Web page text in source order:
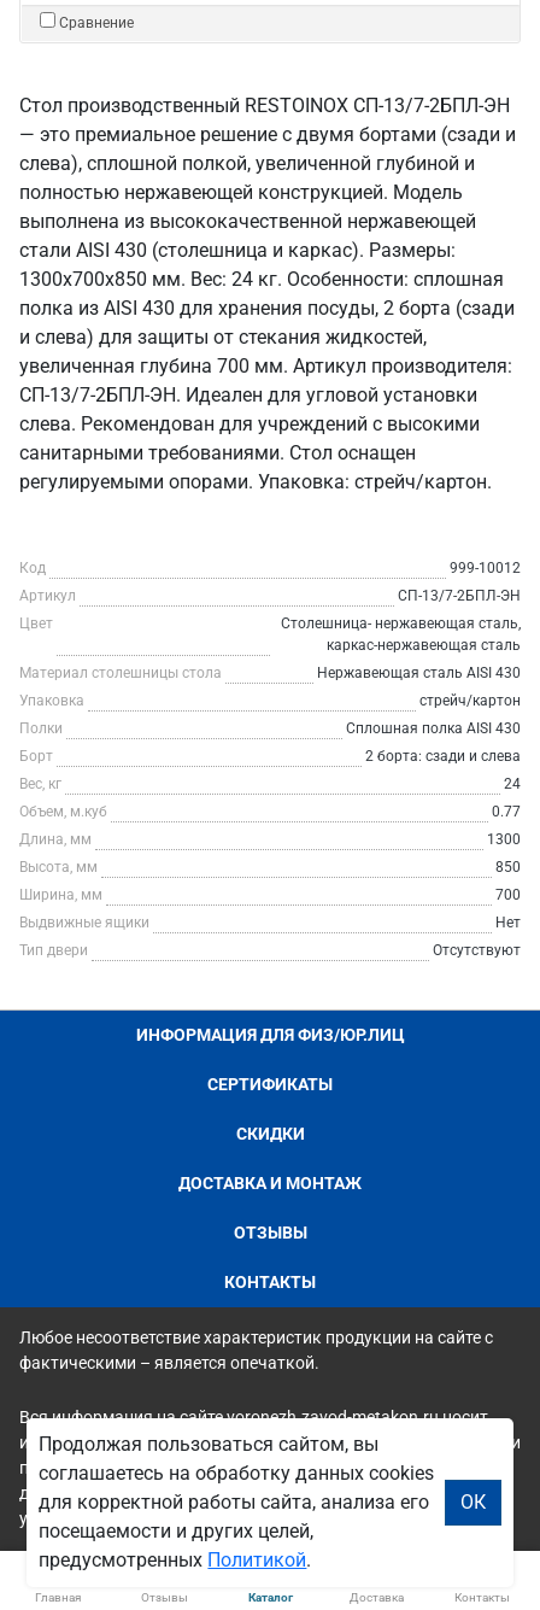
Сравнение
Стол производственный RESTOINOX СП-13/7-2БПЛ-ЭН
— это премиальное решение с двумя бортами (сзади и
слева), сплошной полкой, увеличенной глубиной и
полностью нержавеющей конструкцией. Модель
выполнена из высококачественной нержавеющей
стали AISI 430 (столешница и каркас). Размеры:
1300x700x850 мм. Вес: 24 кг. Особенности: сплошная
полка из AISI 430 для хранения посуды, 2 борта (сзади
и слева) для защиты от стекания жидкостей,
увеличенная глубина 700 мм. Артикул производителя:
СП-13/7-2БПЛ-ЭН. Идеален для угловой установки
слева. Рекомендован для учреждений с высокими
санитарными требованиями. Стол оснащен
регулируемыми опорами. Упаковка: стрейч/картон.
Код
999-10012
Артикул
СП-13/7-2БПЛ-ЭН
Цвет
Столешница- нержавеющая сталь,
каркас-нержавеющая сталь
Материал столешницы стола
Нержавеющая сталь AISI 430
Упаковка
стрейч/картон
Полки
Сплошная полка AISI 430
Борт
2 борта: сзади и слева
Вес, кг
24
Объем, м.куб
0.77
Длина, мм
1300
Высота, мм
850
Ширина, мм
700
Выдвижные ящики
Нет
Тип двери
Отсутствуют
ИНФОРМАЦИЯ ДЛЯ ФИЗ/ЮР.ЛИЦ
СЕРТИФИКАТЫ
СКИДКИ
ДОСТАВКА И МОНТАЖ
ОТЗЫВЫ
КОНТАКТЫ
Любое несоответствие характеристик продукции на сайте с
фактическими – является опечаткой.
Вся информация на сайте voronezh.zavod-metakon.ru носит
исключительно ознакомительный и справочный характер и ни
при каких условиях не является публичной офертой. Всю
дополнительную информацию можно узнать по телефонам
указанным на сайте.
Главная Отзывы Каталог Доставка Контакты
Продолжая пользоваться сайтом, вы
соглашаетесь на обработку данных cookies
для корректной работы сайта, анализа его
посещаемости и других целей,
предусмотренных Политикой.
ОК